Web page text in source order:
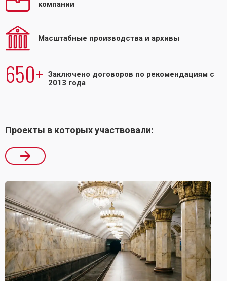
компании
Масштабные производства и архивы
650+
Заключено договоров по рекомендациям с
2013 года
Проекты в которых участвовали: